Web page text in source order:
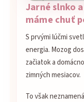
Jarné slnko
máme chuť
S prvými lúčmi
energia. Mozog
začiatok a
zimných mesiacov.
To však